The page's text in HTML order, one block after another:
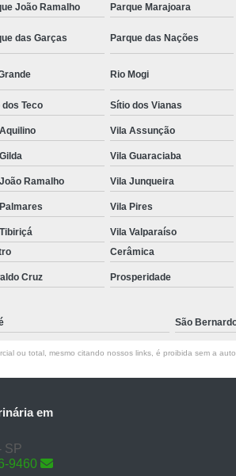
João Ramalho Parque Marajoara
das Garças Parque das Nações
Rio Mogi
dos Teco Sítio dos Vianas
Vila Assunção
Vila Guaraciaba
Ramalho Vila Junqueira
Vila Pires
Vila Valparaíso
Cerâmica
Cruz Prosperidade
São
ou total, mesmo citando nossos links, é proibida sem a
em
SP
9460